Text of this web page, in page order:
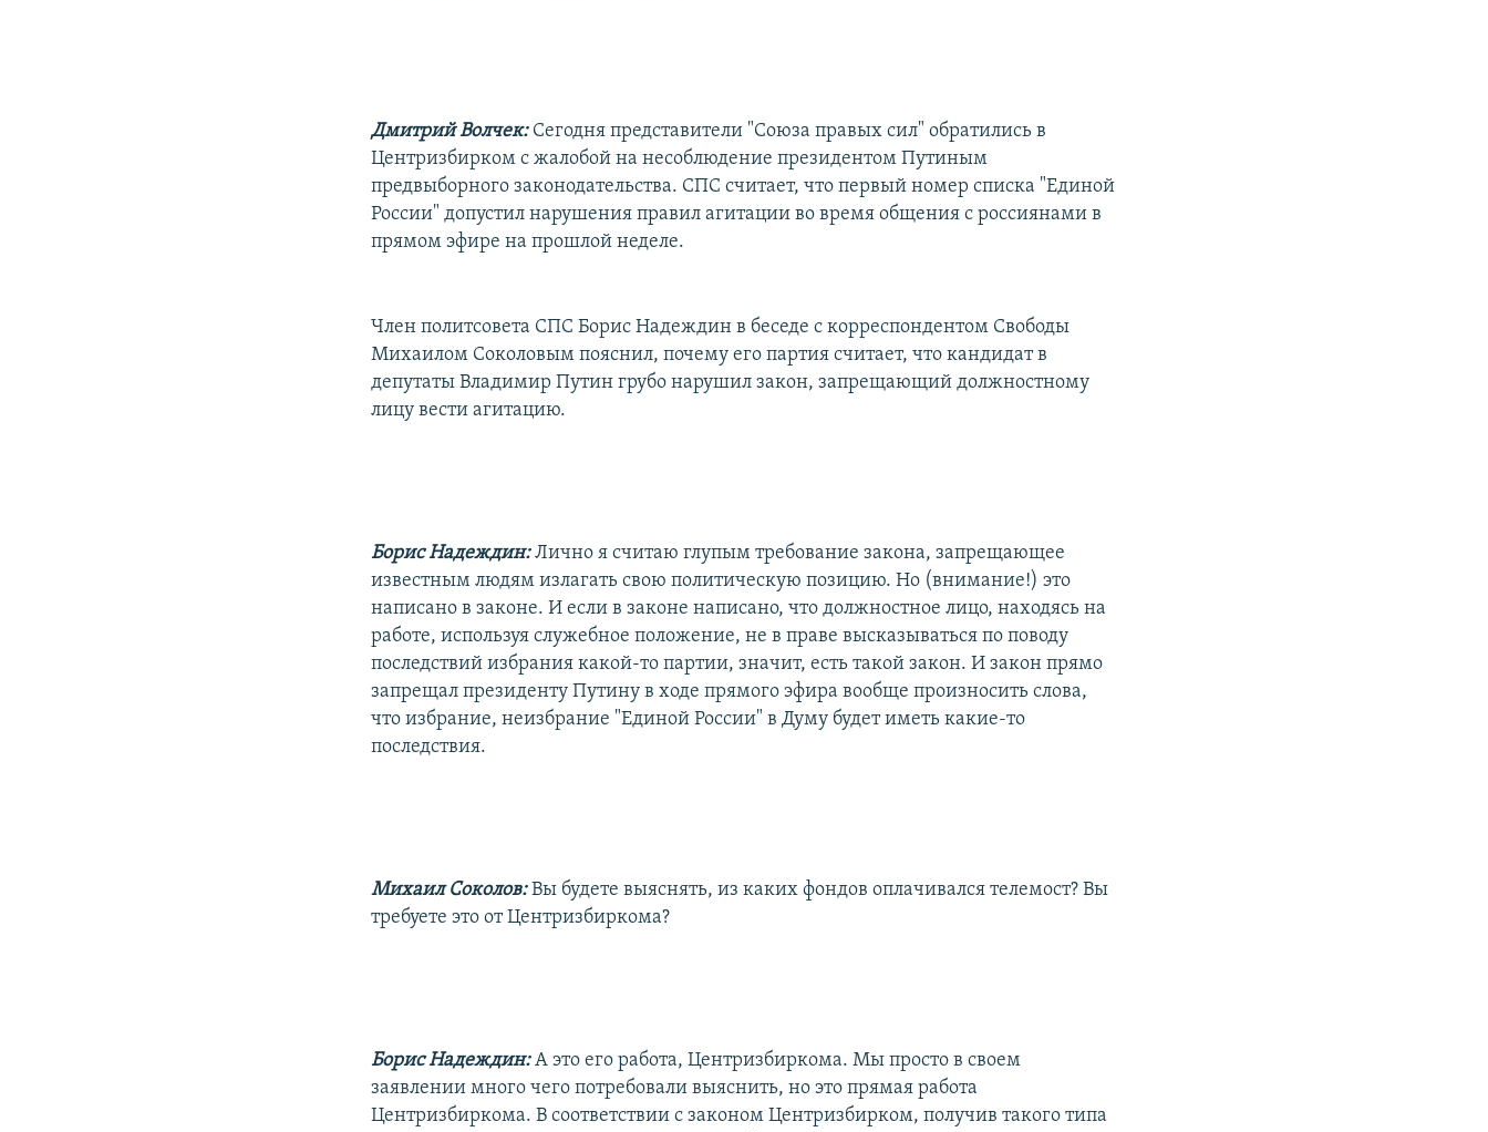
Дмитрий Волчек: Сегодня представители "Союза правых сил" обратились в
Центризбирком с жалобой на несоблюдение президентом Путиным
предвыборного законодательства. СПС считает, что первый номер списка "Единой
России" допустил нарушения правил агитации во время общения с россиянами в
прямом эфире на прошлой неделе.
Член политсовета СПС Борис Надеждин в беседе с корреспондентом Свободы
Михаилом Соколовым пояснил, почему его партия считает, что кандидат в
депутаты Владимир Путин грубо нарушил закон, запрещающий должностному
лицу вести агитацию.
Борис Надеждин: Лично я считаю глупым требование закона, запрещающее
известным людям излагать свою политическую позицию. Но (внимание!) это
написано в законе. И если в законе написано, что должностное лицо, находясь на
работе, используя служебное положение, не в праве высказываться по поводу
последствий избрания какой-то партии, значит, есть такой закон. И закон прямо
запрещал президенту Путину в ходе прямого эфира вообще произносить слова,
что избрание, неизбрание "Единой России" в Думу будет иметь какие-то
последствия.
Михаил Соколов: Вы будете выяснять, из каких фондов оплачивался телемост? Вы
требуете это от Центризбиркома?
Борис Надеждин: А это его работа, Центризбиркома. Мы просто в своем
заявлении много чего потребовали выяснить, но это прямая работа
Центризбиркома. В соответствии с законом Центризбирком, получив такого типа